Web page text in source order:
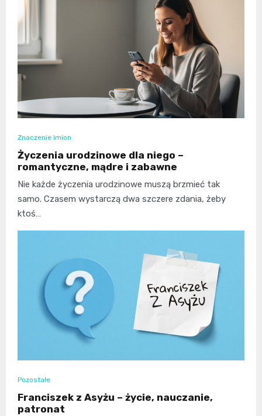
Znaczenie imion
Życzenia urodzinowe dla niego –
romantyczne, mądre i zabawne
Nie każde życzenia urodzinowe muszą brzmieć tak
samo. Czasem wystarczą dwa szczere zdania, żeby
ktoś…
Pozostałe
Franciszek z Asyżu – życie, nauczanie,
patronat